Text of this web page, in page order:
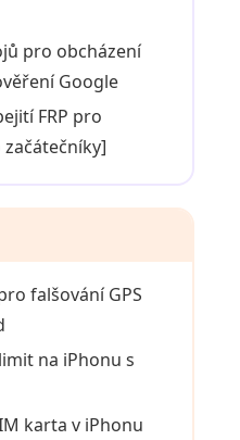
pro obcházení
Google
FRP pro
falšování GPS
na iPhonu s
karta v iPhonu